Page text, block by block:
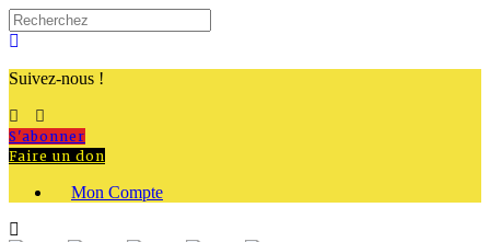
Suivez-nous !
S'abonner
Faire un don
Mon Compte